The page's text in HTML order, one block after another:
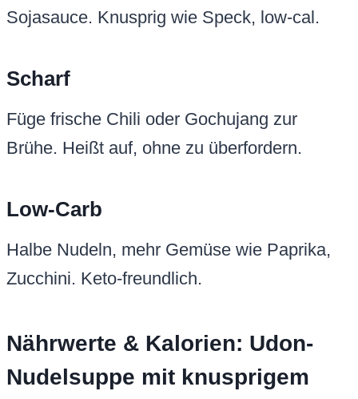
Sojasauce. Knusprig wie Speck, low-cal.
Scharf
Füge frische Chili oder Gochujang zur
Brühe. Heißt auf, ohne zu überfordern.
Low-Carb
Halbe Nudeln, mehr Gemüse wie Paprika,
Zucchini. Keto-freundlich.
Nährwerte & Kalorien: Udon-
Nudelsuppe mit knusprigem